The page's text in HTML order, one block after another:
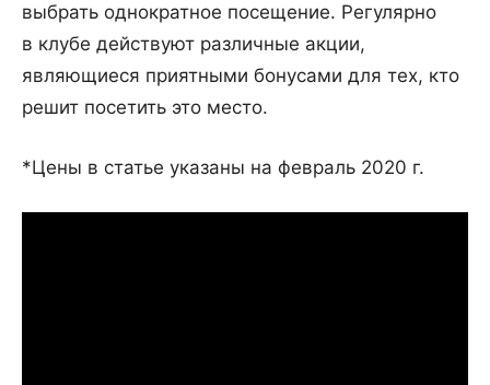
выбрать однократное посещение. Регулярно
в клубе действуют различные акции,
являющиеся приятными бонусами для тех, кто
решит посетить это место.
*Цены в статье указаны на февраль 2020 г.